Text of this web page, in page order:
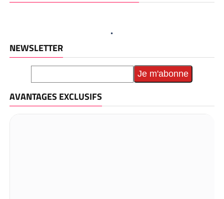
NEWSLETTER
AVANTAGES EXCLUSIFS